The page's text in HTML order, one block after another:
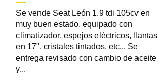
Se vende Seat León 1.9 tdi 105cv en
muy buen estado, equipado con
climatizador, espejos eléctricos, llantas
en 17", cristales tintados, etc... Se
entrega revisado con cambio de aceite
y...